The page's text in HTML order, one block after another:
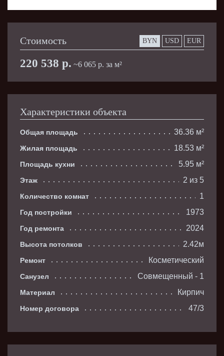
Стоимость BYN USD EUR
220 538 р. ~6 065 р. за м²
Характеристики объекта
Общая площадь 36.36 м²
Жилая площадь 18.53 м²
Площадь кухни 5.95 м²
Этаж 2 из 5
Количество комнат 1
Год постройки 1973
Год ремонта 2024
Высота потолков 2.42м
Ремонт Косметический
Санузел Совмещенный - 1
Материал Кирпич
Номер договора 47/3